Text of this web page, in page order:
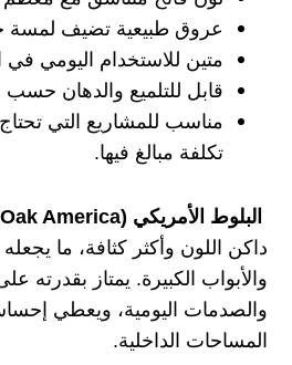
عروق طبيعية تضيف لمسة
متين للاستخدام اليومي في
قابل للتلميع والدهان حسب
مناسب للمشاريع التي
تكلفة مبالغ فيها.
البلوط الأمريكي (Oak America)
داكن اللون وأكثر كثافة، ما يجعله
والأبواب الكبيرة. يمتاز بقدرته
والصدمات اليومية، ويعطي
المساحات الداخلية.